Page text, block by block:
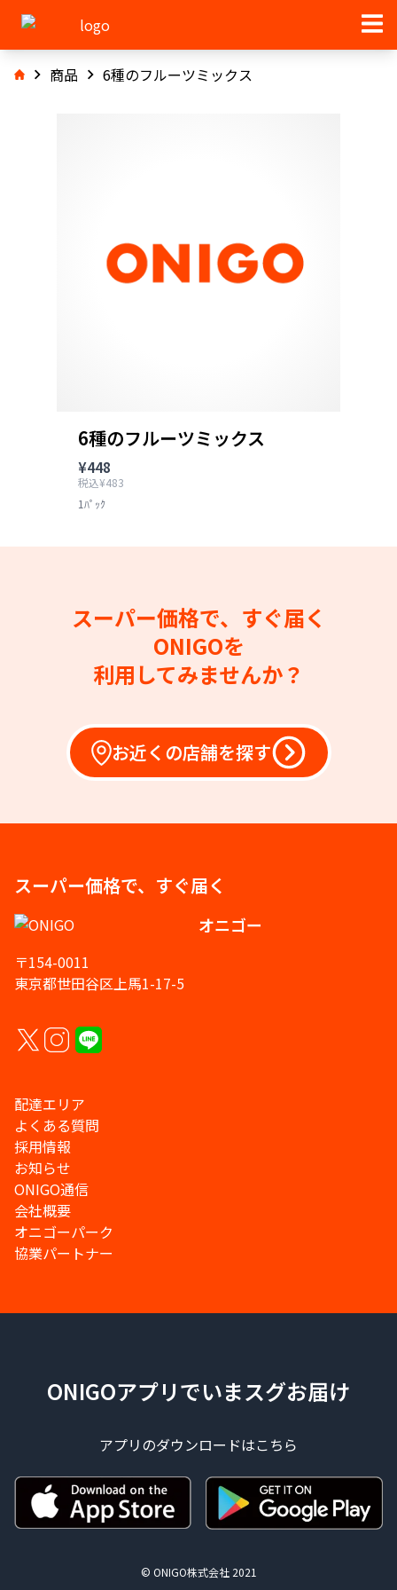
商品 6種のフルーツミックス
6種のフルーツミックス
¥448
税込¥483
1ﾊﾟｯｸ
スーパー価格で、すぐ届く
ONIGOを
利用してみませんか？
お近くの店舗を探す
スーパー価格で、すぐ届く
オニゴー
〒154-0011
東京都世田谷区上馬1-17-5
配達エリア
よくある質問
採用情報
お知らせ
ONIGO通信
会社概要
オニゴーパーク
協業パートナー
ONIGOアプリでいまスグお届け
アプリのダウンロードはこちら
© ONIGO株式会社 2021